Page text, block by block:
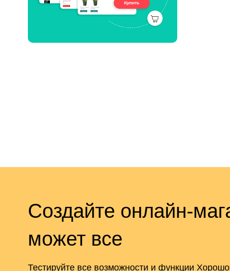
Создайте онлайн-
может все
Тестируйте все возможности и функции